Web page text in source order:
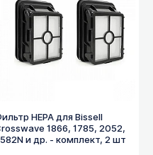
HEPA для Bissell
1866, 1785, 2052,
и др. - комплект, 2 шт